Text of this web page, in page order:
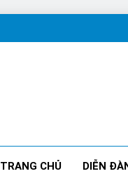
TRANG CHỦ DIỄN